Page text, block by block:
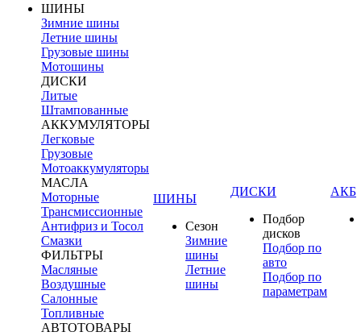
ШИНЫ
Зимние шины
Летние шины
Грузовые шины
Мотошины
ДИСКИ
Литые
Штампованные
АККУМУЛЯТОРЫ
Легковые
Грузовые
Мотоаккумуляторы
МАСЛА
Моторные
Трансмиссионные
Антифриз и Тосол
Смазки
ФИЛЬТРЫ
Масляные
Воздушные
Салонные
Топливные
АВТОТОВАРЫ
ШИНЫ
Сезон
Зимние
шины
Летние
шины
ДИСКИ
Подбор
дисков
Подбор по
авто
Подбор по
параметрам
АКБ